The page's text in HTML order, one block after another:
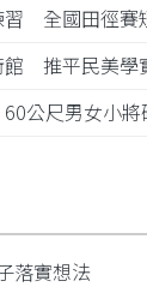
習 全國田徑賽
館 推平民美學
公尺男女小將
落實想法